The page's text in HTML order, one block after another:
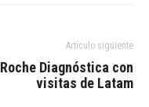
Artículo siguiente
Roche Diagnóstica con
visitas de Latam